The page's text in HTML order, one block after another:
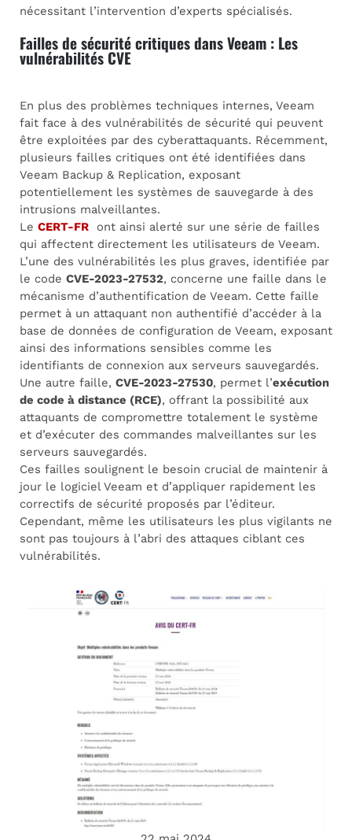
nécessitant l’intervention d’experts spécialisés.
Failles de sécurité critiques dans Veeam : Les
vulnérabilités CVE
En plus des problèmes techniques internes, Veeam
fait face à des vulnérabilités de sécurité qui peuvent
être exploitées par des cyberattaquants. Récemment,
plusieurs failles critiques ont été identifiées dans
Veeam Backup & Replication, exposant
potentiellement les systèmes de sauvegarde à des
intrusions malveillantes.
Le CERT-FR ont ainsi alerté sur une série de failles
qui affectent directement les utilisateurs de Veeam.
L’une des vulnérabilités les plus graves, identifiée par
le code CVE-2023-27532, concerne une faille dans le
mécanisme d’authentification de Veeam. Cette faille
permet à un attaquant non authentifié d’accéder à la
base de données de configuration de Veeam, exposant
ainsi des informations sensibles comme les
identifiants de connexion aux serveurs sauvegardés.
Une autre faille, CVE-2023-27530, permet l’exécution
de code à distance (RCE), offrant la possibilité aux
attaquants de compromettre totalement le système
et d’exécuter des commandes malveillantes sur les
serveurs sauvegardés.
Ces failles soulignent le besoin crucial de maintenir à
jour le logiciel Veeam et d’appliquer rapidement les
correctifs de sécurité proposés par l’éditeur.
Cependant, même les utilisateurs les plus vigilants ne
sont pas toujours à l’abri des attaques ciblant ces
vulnérabilités.